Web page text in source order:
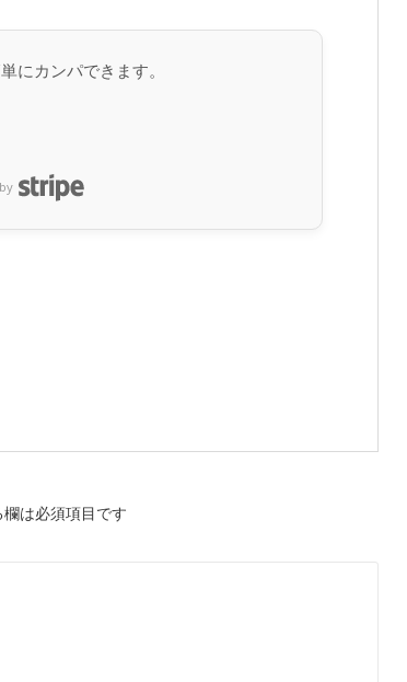
にカンパできます。
は必須項目です